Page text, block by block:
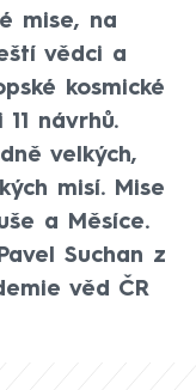
mise, na
vědci a
kosmické
návrhů.
velkých,
misí. Mise
a Měsíce.
Suchan z
věd ČR